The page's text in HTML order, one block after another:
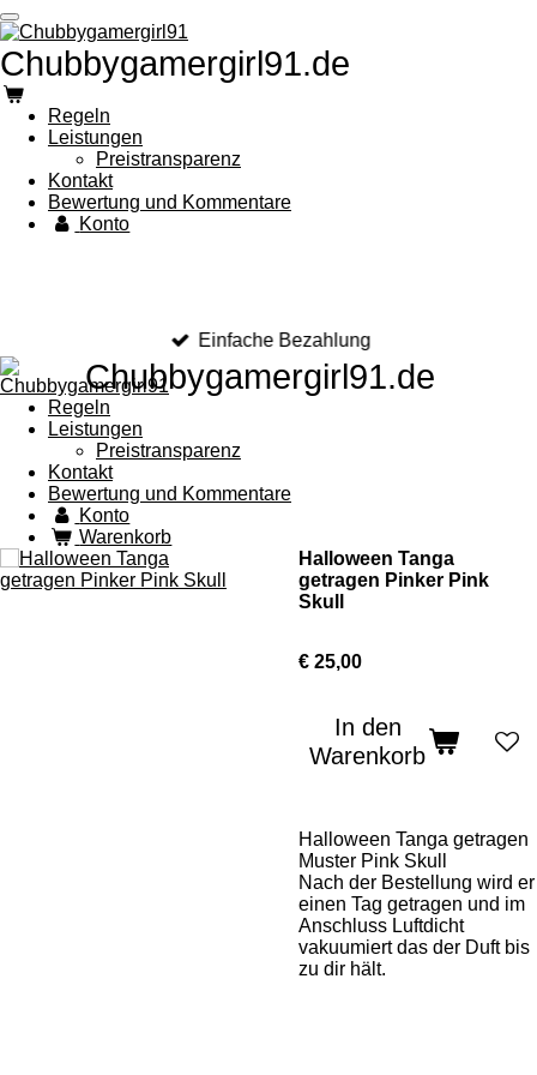
Zum
Hauptinhalt
springen
Chubbygamergirl91.de
Regeln
Leistungen
Preistransparenz
Kontakt
Bewertung und Kommentare
Konto
Einfache Bezahlung
Chubbygamergirl91.de
Regeln
Leistungen
Preistransparenz
Kontakt
Bewertung und Kommentare
Konto
Warenkorb
Halloween Tanga
getragen Pinker Pink
Skull
€ 25,00
In den
Warenkorb
Halloween Tanga getragen
Muster Pink Skull
Nach der Bestellung wird er
einen Tag getragen und im
Anschluss Luftdicht
vakuumiert das der Duft bis
zu dir hält.